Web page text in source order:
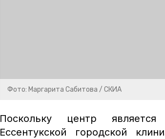
Фото: Маргарита Сабитова / СКИА
Поскольку центр является
Ессентукской городской